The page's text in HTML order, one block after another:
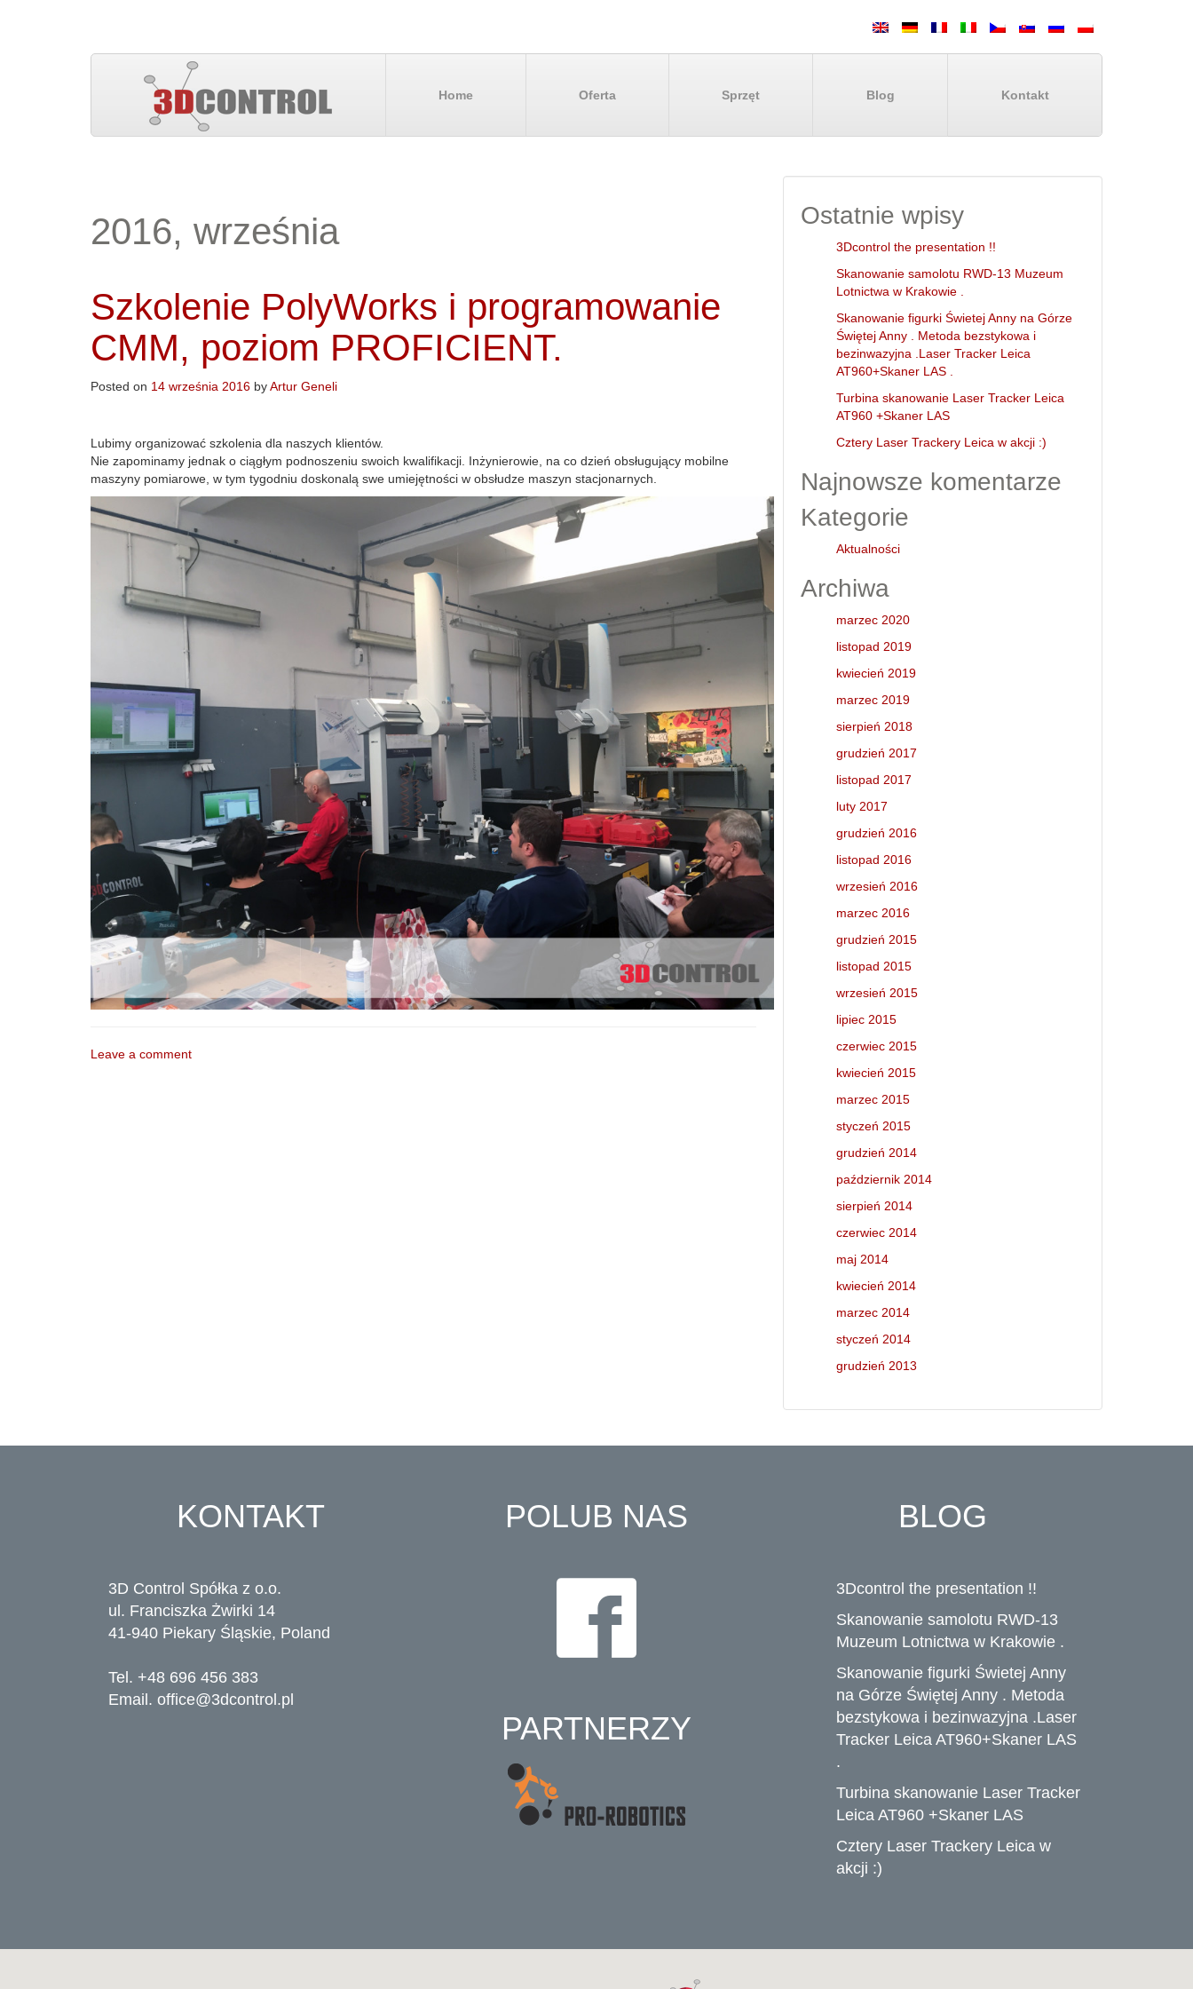
Home Oferta Sprzęt Blog Kontakt
2016, września
Szkolenie PolyWorks i programowanie
CMM, poziom PROFICIENT.
Posted on 14 września 2016 byArtur Geneli
Lubimy organizować szkolenia dla naszych klientów.
Nie zapominamy jednak o ciągłym podnoszeniu swoich kwalifikacji. Inżynierowie, na co dzień obsługujący mobilne
maszyny pomiarowe, w tym tygodniu doskonalą swe umiejętności w obsłudze maszyn stacjonarnych.
Leave a comment
Ostatnie wpisy
3Dcontrol the presentation !!
Skanowanie samolotu RWD-13 Muzeum
Lotnictwa w Krakowie .
Skanowanie figurki Świetej Anny na Górze
Świętej Anny . Metoda bezstykowa i
bezinwazyjna .Laser Tracker Leica
AT960+Skaner LAS .
Turbina skanowanie Laser Tracker Leica
AT960 +Skaner LAS
Cztery Laser Trackery Leica w akcji :)
Najnowsze komentarze
Kategorie
Aktualności
Archiwa
marzec 2020
listopad 2019
kwiecień 2019
marzec 2019
sierpień 2018
grudzień 2017
listopad 2017
luty 2017
grudzień 2016
listopad 2016
wrzesień 2016
marzec 2016
grudzień 2015
listopad 2015
wrzesień 2015
lipiec 2015
czerwiec 2015
kwiecień 2015
marzec 2015
styczeń 2015
grudzień 2014
październik 2014
sierpień 2014
czerwiec 2014
maj 2014
kwiecień 2014
marzec 2014
styczeń 2014
grudzień 2013
KONTAKT
3D Control Spółka z o.o.
ul. Franciszka Żwirki 14
41-940 Piekary Śląskie, Poland
Tel. +48 696 456 383
Email. office@3dcontrol.pl
POLUB NAS
PARTNERZY
BLOG
3Dcontrol the presentation !!
Skanowanie samolotu RWD-13
Muzeum Lotnictwa w Krakowie .
Skanowanie figurki Świetej Anny
na Górze Świętej Anny . Metoda
bezstykowa i bezinwazyjna .Laser
Tracker Leica AT960+Skaner LAS
.
Turbina skanowanie Laser Tracker
Leica AT960 +Skaner LAS
Cztery Laser Trackery Leica w
akcji :)